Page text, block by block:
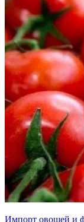
Импорт овощей и